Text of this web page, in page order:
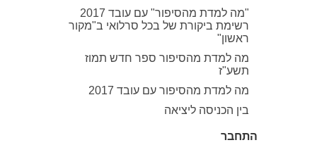
"מה למדת מהסיפור" עם עובד 2017
רשימת ביקורת של בכל סרלואי ב"מקור
ראשון"
מה למדת מהסיפור ספר חדש תמוז
תשע"ז
מה למדת מהסיפור עם עובד 2017
בין הכניסה ליציאה
התחבר